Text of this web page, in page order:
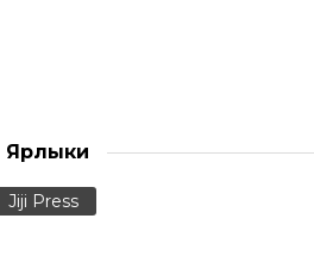
Ярлыки
Jiji Press